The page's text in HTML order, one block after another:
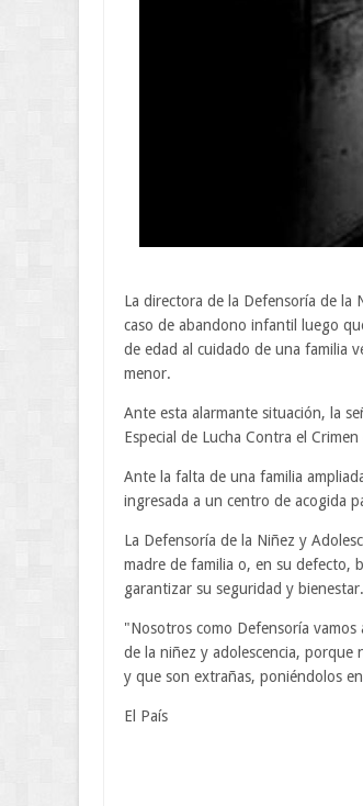
La directora de la Defensoría de la
caso de abandono infantil luego
de edad al cuidado de una familia
menor.
Ante esta alarmante situación, la
Especial de Lucha Contra el
Ante la falta de una familia
ingresada a un centro de acogida
La Defensoría de la Niñez y
madre de familia o, en su defecto,
garantizar su seguridad y bienestar.
"Nosotros como Defensoría
de la niñez y adolescencia, porque
y que son extrañas, poniéndolos
El País